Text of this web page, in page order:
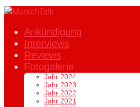
Ankündigung
Interviews
Reviews
Fotogalerie
Jahr 2024
Jahr 2023
Jahr 2022
Jahr 2021